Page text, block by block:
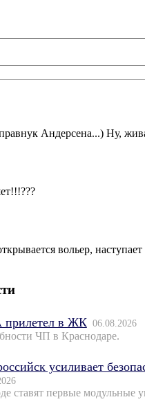
Андерсена...) Ну,
вольер,
в ЖК 06.08.2026
ЧП в Краснодаре.
усиливает
ставят первые модульные